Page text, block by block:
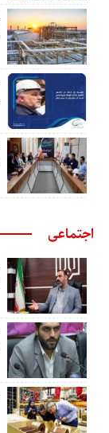
اجتماعی